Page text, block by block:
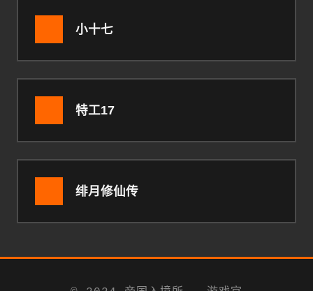
小十七
特工17
绯月修仙传